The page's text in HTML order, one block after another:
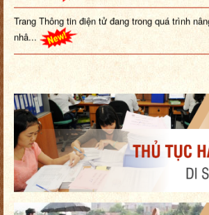
Trang Thông tin điện tử đang trong quá trình
nhâ...